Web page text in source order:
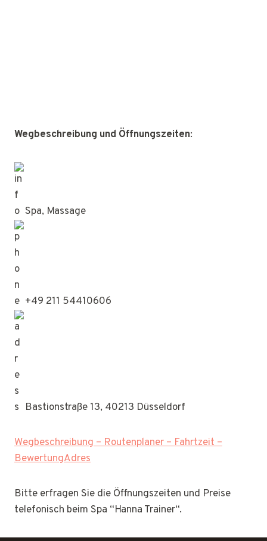
Wegbeschreibung und Öffnungszeiten:
Spa, Massage
+49 211 54410606
Bastionstraße 13, 40213 Düsseldorf
Wegbeschreibung – Routenplaner – Fahrtzeit –
BewertungAdres
Bitte erfragen Sie die Öffnungszeiten und Preise
telefonisch beim Spa “Hanna Trainer“.